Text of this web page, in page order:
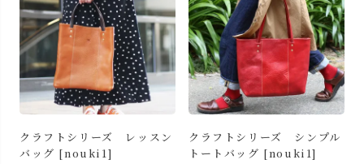
クラフトシリーズ レッスン
バッグ [nouki1]
クラフトシリーズ シンプル
トートバッグ [nouki1]